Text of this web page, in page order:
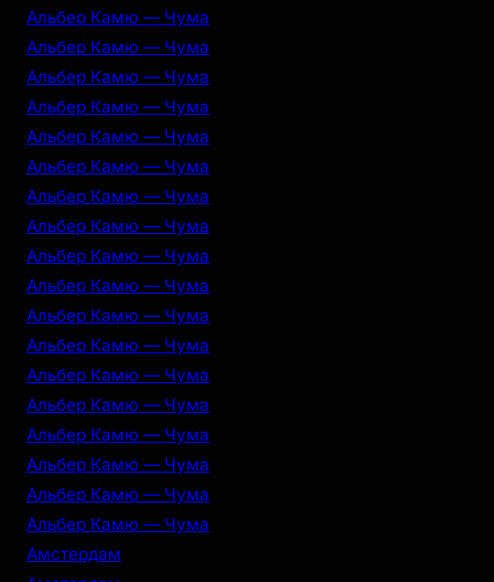
Альбер Камю — Чума
Альбер Камю — Чума
Альбер Камю — Чума
Альбер Камю — Чума
Альбер Камю — Чума
Альбер Камю — Чума
Альбер Камю — Чума
Альбер Камю — Чума
Альбер Камю — Чума
Альбер Камю — Чума
Альбер Камю — Чума
Альбер Камю — Чума
Альбер Камю — Чума
Альбер Камю — Чума
Альбер Камю — Чума
Альбер Камю — Чума
Альбер Камю — Чума
Альбер Камю — Чума
Амстердам